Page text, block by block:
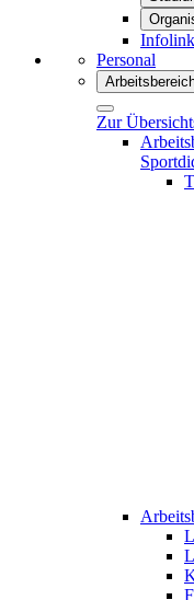
Personal
Zur